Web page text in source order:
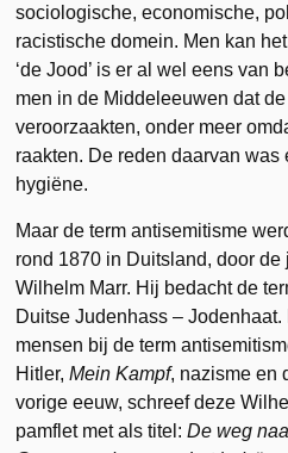
sociologische, economische,
racistische domein. Men kan
‘de Jood’ is er al wel eens van
men in de Middeleeuwen dat
veroorzaakten, onder meer
raakten. De reden daarvan was
hygiëne.
Maar de term antisemitisme
rond 1870 in Duitsland, door
Wilhelm Marr. Hij bedacht de
Duitse Judenhass –
mensen bij de term
Hitler,Mein Kampf, nazisme en
vorige eeuw, schreef deze
pamflet met als titel:De weg